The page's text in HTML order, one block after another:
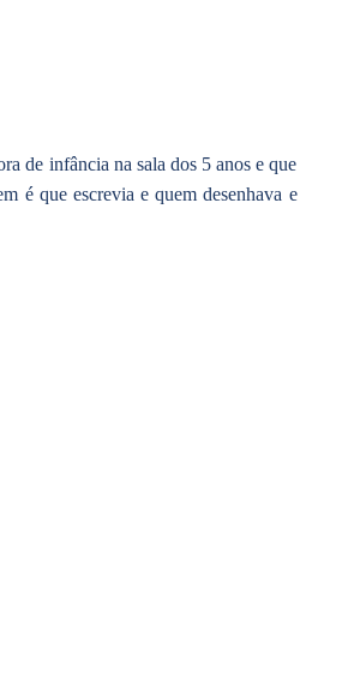
de infância na sala dos 5 anos e que
é que escrevia e quem desenhava e